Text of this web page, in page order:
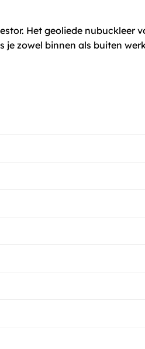
Het geoliede nubuckleer
zowel binnen als buiten